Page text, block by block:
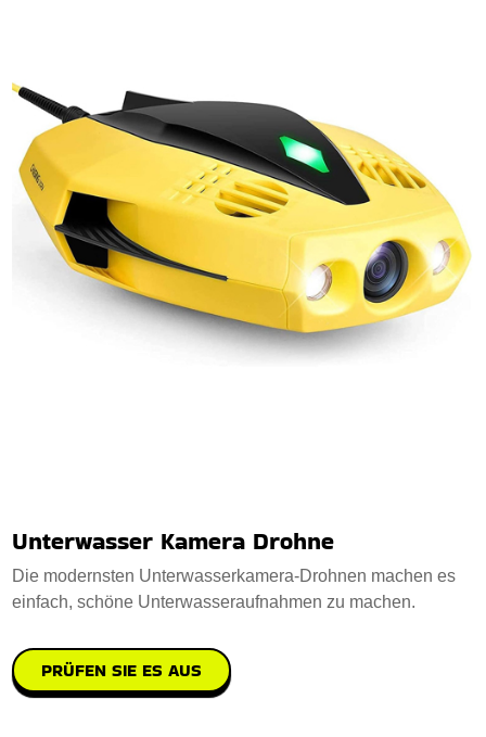
Unterwasser Kamera Drohne
Die modernsten Unterwasserkamera-Drohnen machen es
einfach, schöne Unterwasseraufnahmen zu machen.
PRÜFEN SIE ES AUS